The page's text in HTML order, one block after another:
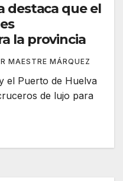
destaca que el
la provincia
MAESTRE MÁRQUEZ
el Puerto de Huelva
de lujo para